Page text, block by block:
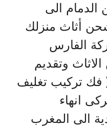
الى
أثاث منزلك
الفارس
وتقديم
تركيب تغليف
انهاء
الى المغرب